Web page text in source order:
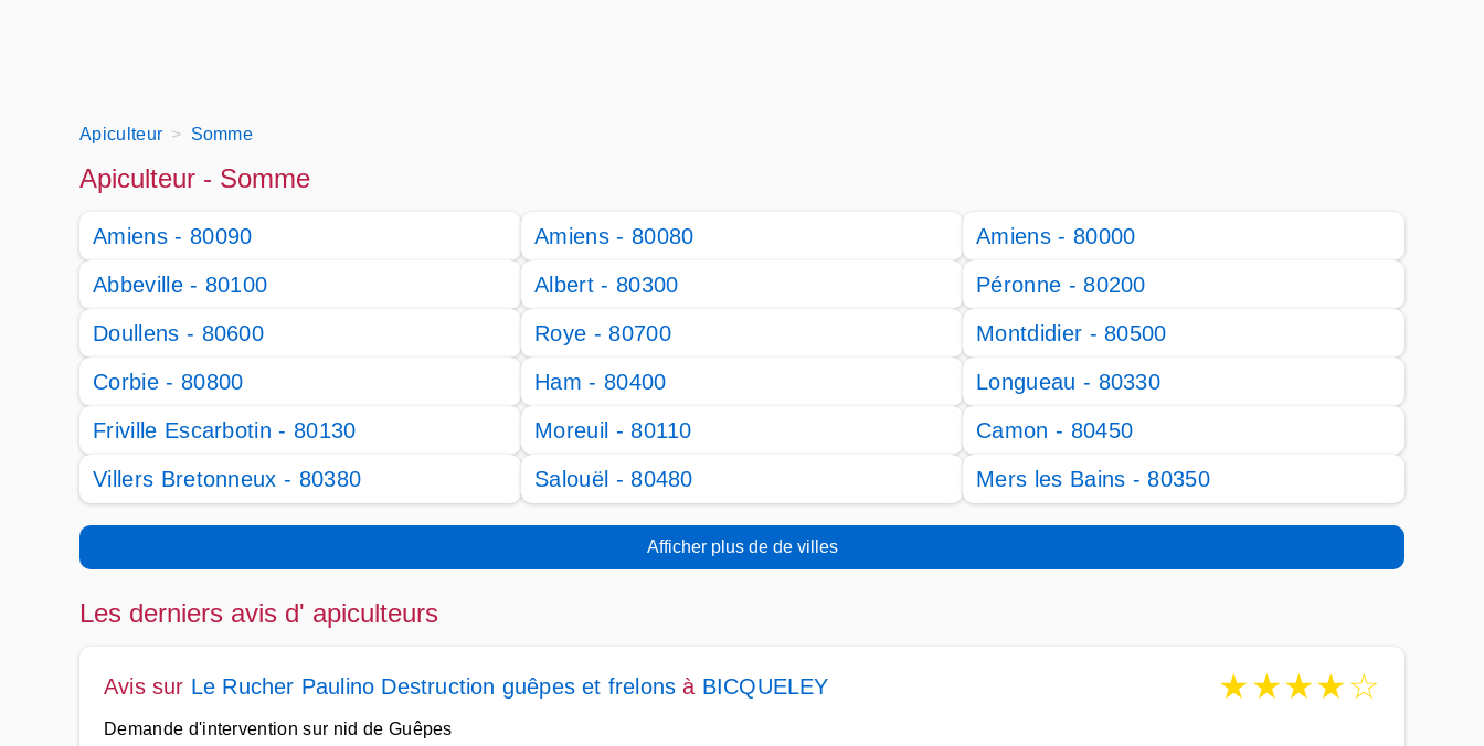
Apiculteur Somme
Apiculteur - Somme
Amiens - 80090 Amiens - 80080
Amiens - 80000
Abbeville - 80100
Albert - 80300
Péronne - 80200
Doullens - 80600
Roye - 80700
Montdidier - 80500
Corbie - 80800
Ham - 80400
Longueau - 80330
Friville Escarbotin - 80130
Moreuil - 80110
Camon - 80450
Villers Bretonneux - 80380
Salouël - 80480 Mers les Bains - 80350
Afficher plus de de villes
Les derniers avis d' apiculteurs
Avis sur Le Rucher Paulino Destruction guêpes et frelons à BICQUELEY ★★★★☆
Demande d'intervention sur nid de Guêpes